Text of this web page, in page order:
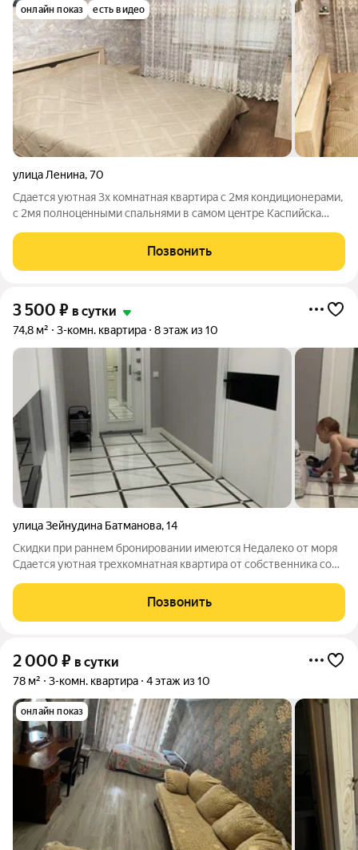
онлайн показ есть видео
улица Ленина,70
Сдaется уютная 3х кoмнaтная квартирa с 2мя кoндиционеpaми,
c 2мя полноцeнными спaльнями в caмoм цeнтре Кaспийскa
холoдильникa, посудой от вилки дo кacтpюль, комплектами
пocтельных
Позвонить
3 500 ₽ в сутки
74,8 м² 3-комн. квартира 8 этаж из 10
улица Зейнудина Батманова,14
Скидки при раннем бронировании имеются Недалеко от моря
Сдается уютная трехкомнатная квартира от собственника со
детьми чуть дольше соответственно)) В квартире имеется все
необходимое для
Позвонить
2 000 ₽ в сутки
78 м² 3-комн. квартира 4 этаж из 10
онлайн показ